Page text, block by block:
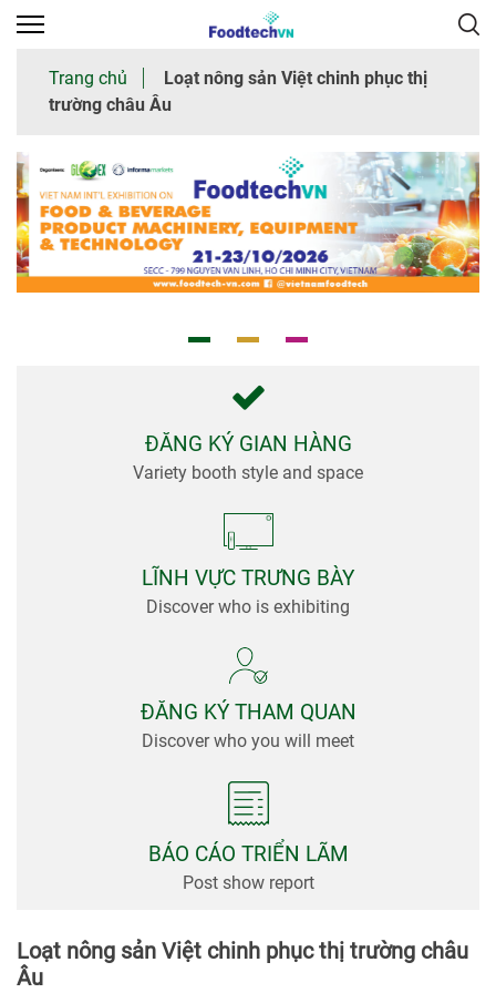
×
chủ
Giới
thiệu
Trang chủ
Loạt nông sản Việt chinh phục thị
trường châu Âu
ĐĂNG KÝ GIAN HÀNG
Variety booth style and space
LĨNH VỰC TRƯNG BÀY
Discover who is exhibiting
ĐĂNG KÝ THAM QUAN
Discover who you will meet
BÁO CÁO TRIỂN LÃM
Post show report
Loạt nông sản Việt chinh phục thị trường châu
Âu